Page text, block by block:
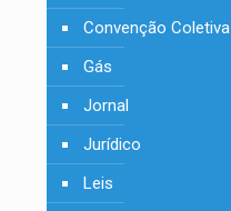
Convenção Coletiva
Gás
Jornal
Jurídico
Leis